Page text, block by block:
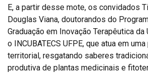
E, a partir desse mote, os convidados
Douglas Viana, doutorandos do
Graduação em Inovação Terapêutica da
o INCUBATECS UFPE, que atua em
territorial, resgatando saberes
produtiva de plantas medicinais e